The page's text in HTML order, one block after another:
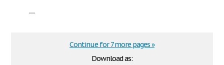
...
Download as:
Continue for 7 more pages »